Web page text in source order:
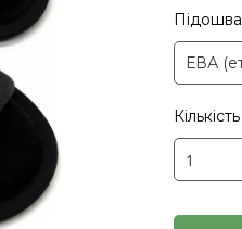
Підошва
Кількість